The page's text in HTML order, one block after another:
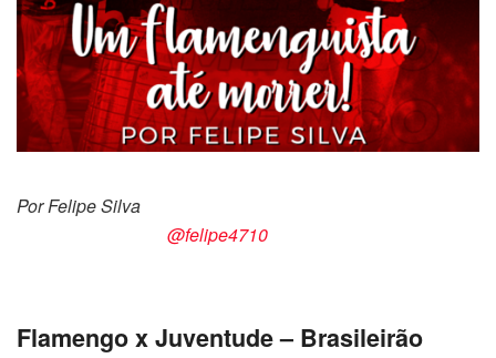
Por Felipe Silva
@felipe4710
Flamengo x Juventude – Brasileirão